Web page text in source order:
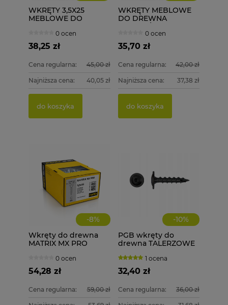
WKRĘTY 3,5X25
MEBLOWE DO
0 ocen
38,25 zł
Cena regularna: 45,00 zł
Najniższa cena: 40,05 zł
do koszyka
WKRĘTY MEBLOWE
DO DREWNA
1000 szt. 4x16
0 ocen
35,70 zł
Cena regularna: 42,00 zł
Najniższa cena: 37,38 zł
do koszyka
-8%
Wkręty do drewna
MATRIX MX PRO
soczewkowy - 1000
szt. + BIT MX20
0 ocen
54,28 zł
Cena regularna: 59,00 zł
-10%
PGB wkręty do
drewna TALERZOWE
szt. + BIT1 ocena
32,40 zł
Cena regularna: 36,00 zł